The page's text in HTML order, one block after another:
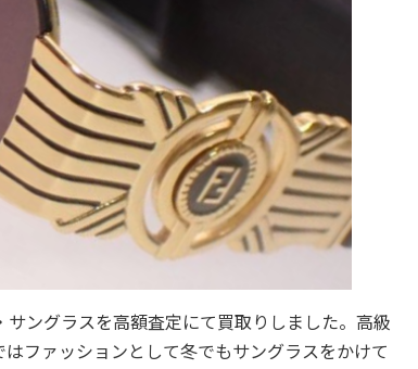
ングラスを高額査定にて買取りしました。高級
ファッションとして冬でもサングラスをかけて